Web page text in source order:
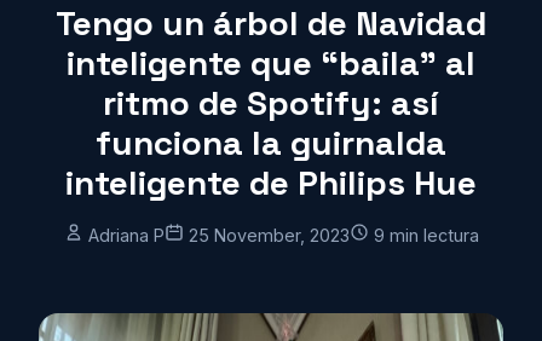
Tengo un árbol de Navidad
inteligente que “baila” al
ritmo de Spotify: así
funciona la guirnalda
inteligente de Philips Hue
Adriana P 25 November, 2023 9 min lectura